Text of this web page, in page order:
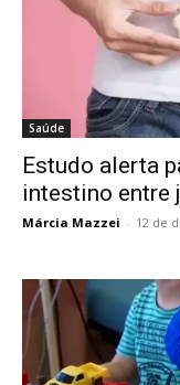
Saúde
Estudo alerta
intestino entre
Márcia Mazzei - 12 de